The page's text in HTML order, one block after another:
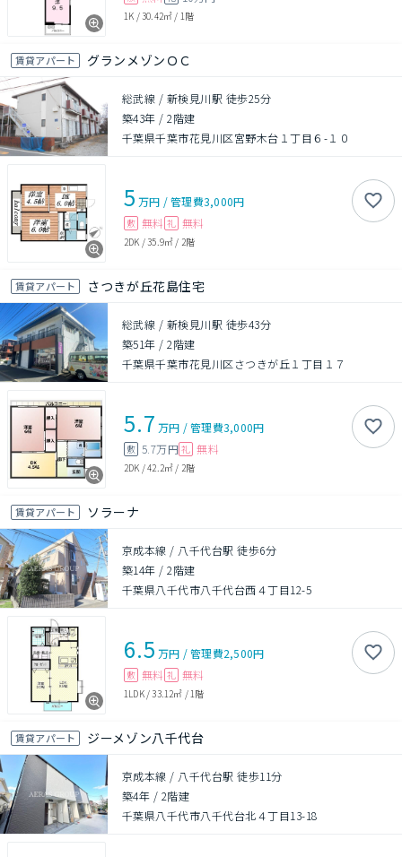
1K /30.42㎡ / 1階
賃貸アパート グランメゾンＯＣ
総武線 / 新検見川駅 徒歩25分
築43年 /2階建
千葉県千葉市花見川区宮野木台１丁目６-１０
5 万円 /管理費3,000円
敷 無料 礼 無料
2DK /35.9㎡ / 2階
賃貸アパート さつきが丘花島住宅
総武線 / 新検見川駅 徒歩43分
築51年 /2階建
千葉県千葉市花見川区さつきが丘１丁目１７
5.7 万円 /管理費3,000円
敷 5.7万円 礼 無料
2DK /42.2㎡ / 2階
賃貸アパート ソラーナ
京成本線 / 八千代台駅 徒歩6分
築14年 /2階建
千葉県八千代市八千代台西４丁目12-5
6.5 万円 /管理費2,500円
敷 無料 礼 無料
1LDK/33.12㎡ / 1階
賃貸アパート ジーメゾン八千代台
京成本線 / 八千代台駅 徒歩11分
築4年 / 2階建
千葉県八千代市八千代台北４丁目13-18